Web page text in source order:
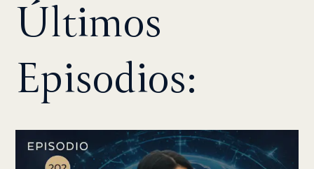
Últimos
Episodios:
PÁGINA
PÁGINA
PÁGINAPÁGINA